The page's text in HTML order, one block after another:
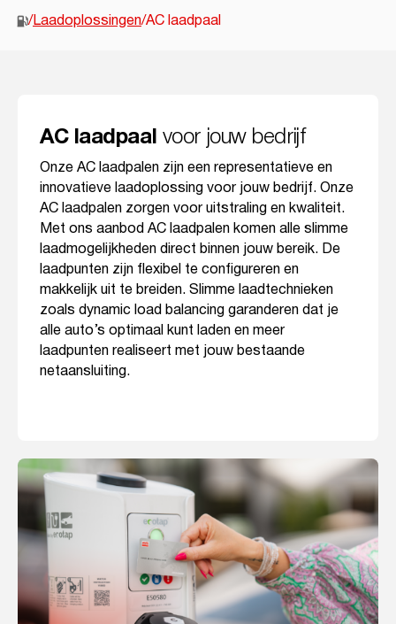
/Laadoplossingen/AC laadpaal
AC laadpaal voor jouw bedrijf
Onze AC laadpalen zijn een representatieve en
innovatieve laadoplossing voor jouw bedrijf. Onze
AC laadpalen zorgen voor uitstraling en kwaliteit.
Met ons aanbod AC laadpalen komen alle slimme
laadmogelijkheden direct binnen jouw bereik. De
laadpunten zijn flexibel te configureren en
makkelijk uit te breiden. Slimme laadtechnieken
zoals dynamic load balancing garanderen dat je
alle auto’s optimaal kunt laden en meer
laadpunten realiseert met jouw bestaande
netaansluiting.